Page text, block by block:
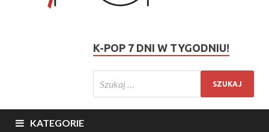
K-POP 7 DNI W TYGODNIU!
KATEGORIE